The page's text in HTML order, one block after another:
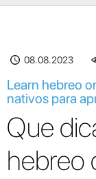
08.08.2023
Learn hebreo
nativos para
Que
hebreo